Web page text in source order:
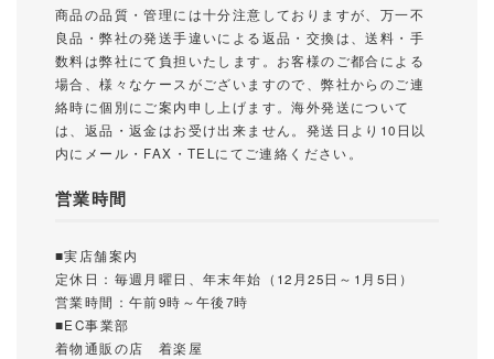
商品の品質・管理には十分注意しておりますが、万一不
良品・弊社の発送手違いによる返品・交換は、送料・手
数料は弊社にて負担いたします。お客様のご都合による
場合、様々なケースがございますので、弊社からのご連
絡時に個別にご案内申し上げます。海外発送について
は、返品・返金はお受け出来ません。発送日より10日以
内にメール・FAX・TELにてご連絡ください。
営業時間
■実店舗案内
定休日：毎週月曜日、年末年始（12月25日～1月5日）
営業時間：午前9時～午後7時
■EC事業部
着物通販の店 着楽屋